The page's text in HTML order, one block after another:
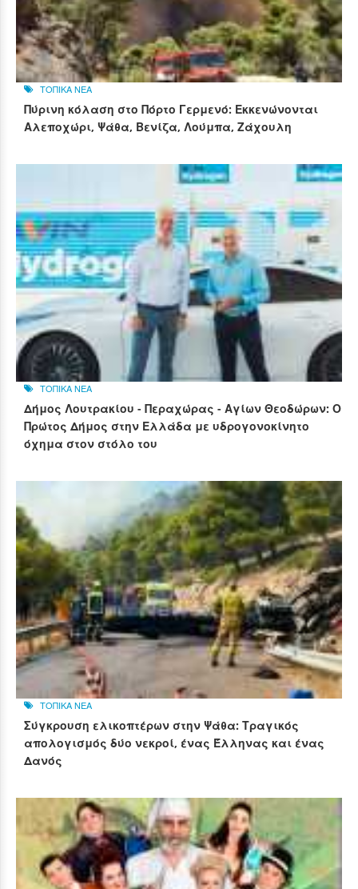
ΤΟΠΙΚΑ ΝΕΑ
Πύρινη κόλαση στο Πόρτο Γερμενό: Εκκενώνονται
Αλεποχώρι, Ψάθα, Βενίζα, Λούμπα, Ζάχουλη
ΤΟΠΙΚΑ ΝΕΑ
Δήμος Λουτρακίου - Περαχώρας - Αγίων Θεοδώρων: Ο
Πρώτος Δήμος στην Ελλάδα με υδρογονοκίνητο
όχημα στον στόλο του
ΤΟΠΙΚΑ ΝΕΑ
Σύγκρουση ελικοπτέρων στην Ψάθα: Τραγικός
απολογισμός δύο νεκροί, ένας Έλληνας και ένας
Δανός